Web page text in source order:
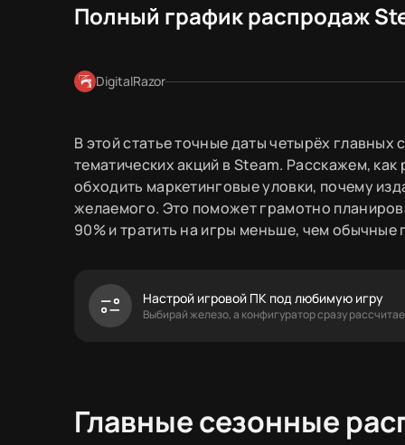
Полный график распродаж
DigitalRazor
В этой статье точные даты четырёх
тематических акций в Steam. Расскажем,
обходить маркетинговые уловки, почему
желаемого. Это поможет грамотно
90% и тратить на игры меньше, чем обычные
Настрой игровой ПК под любимую игру
Выбирай железо, а конфигуратор сразу
Главные сезонные